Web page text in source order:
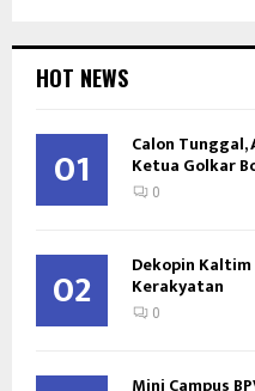
HOT NEWS
01 Calon Tunggal,
Ketua Golkar
0
02 Dekopin
Kerakyatan
0